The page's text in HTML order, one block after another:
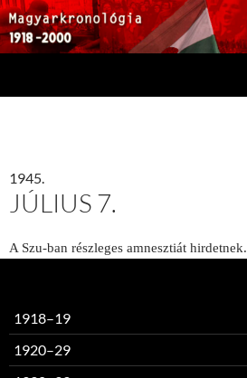
1945.
JÚLIUS 7.
A Szu-ban részleges amnesztiát hirdetnek.
1918–19
1920–29